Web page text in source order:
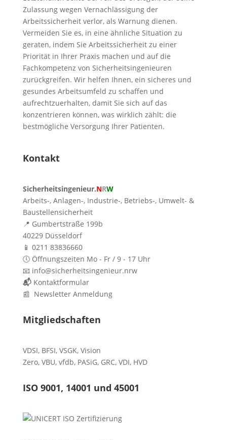
Zulassung wegen Vernachlässigung der
Arbeitssicherheit verlor, als Warnung dienen.
Vermeiden Sie es, in eine ähnliche Situation zu
geraten, indem Sie Arbeitssicherheit zu einer
Priorität in Ihrer Praxis machen und auf die
Fachkompetenz von Sicherheitsingenieuren
zurückgreifen. Wir helfen Ihnen, ein sicheres und
gesundes Arbeitsumfeld zu schaffen und
aufrechtzuerhalten, damit Sie sich auf das
konzentrieren können, was wirklich zählt: die
bestmögliche Versorgung Ihrer Patienten.
Kontakt
Sicherheitsingenieur.NRW
Arbeits-, Anlagen-, Industrie-, Betriebs-, Umwelt- &
Baustellensicherheit
📍 Gumbertstraße 199b
40229 Düsseldorf
📱 0211 83836660
🕔 Öffnungszeiten Mo - Fr / 9 - 17 Uhr
📧 info@sicherheitsingenieur.nrw
📬 Kontaktformular
📰 Newsletter Anmeldung
Mitgliedschaften
VDSI, BFSI, VSGK, Vision
Zero, VBU, vfdb, PASiG, GRC, VDI, HVD
ISO 9001, 14001 und 45001